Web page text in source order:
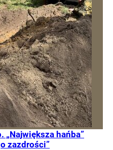
„Największa hańba”
zazdrości”